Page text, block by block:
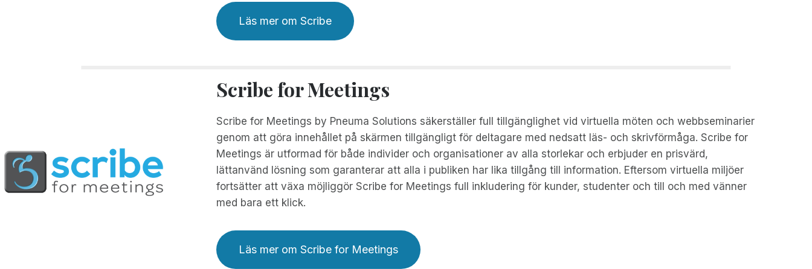
Läs mer om Scribe
Scribe for Meetings
Scribe for Meetings by Pneuma Solutions säkerställer full tillgänglighet vid virtuella möten och webbseminarier
genom att göra innehållet på skärmen tillgängligt för deltagare med nedsatt läs- och skrivförmåga. Scribe for
Meetings är utformad för både individer och organisationer av alla storlekar och erbjuder en prisvärd,
lättanvänd lösning som garanterar att alla i publiken har lika tillgång till information. Eftersom virtuella miljöer
fortsätter att växa möjliggör Scribe for Meetings full inkludering för kunder, studenter och till och med vänner
med bara ett klick.
Läs mer om Scribe for Meetings